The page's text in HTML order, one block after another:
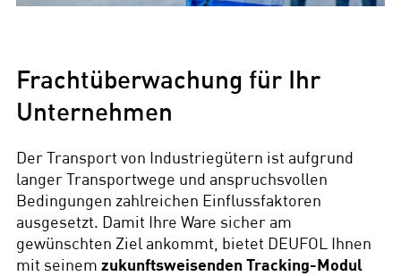
Frachtüberwachung für Ihr
Unternehmen
Der Transport von Industriegütern ist aufgrund
langer Transportwege und anspruchsvollen
Bedingungen zahlreichen Einflussfaktoren
ausgesetzt. Damit Ihre Ware sicher am
gewünschten Ziel ankommt, bietet DEUFOL Ihnen
mit seinem zukunftsweisenden Tracking-Modul